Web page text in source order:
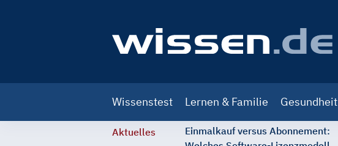
navigation
Wissenstest Lernen & Familie Gesundheit
Aktuelles
Einmalkauf versus Abonnement: